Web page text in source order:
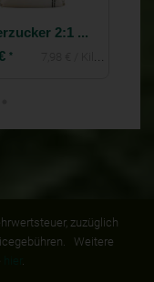
Gelierzucker 2:1 aus Rohrohrzucker
*
zuzüglich
Weitere